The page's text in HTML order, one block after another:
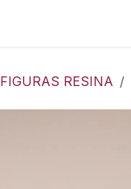
FIGURAS RESINA